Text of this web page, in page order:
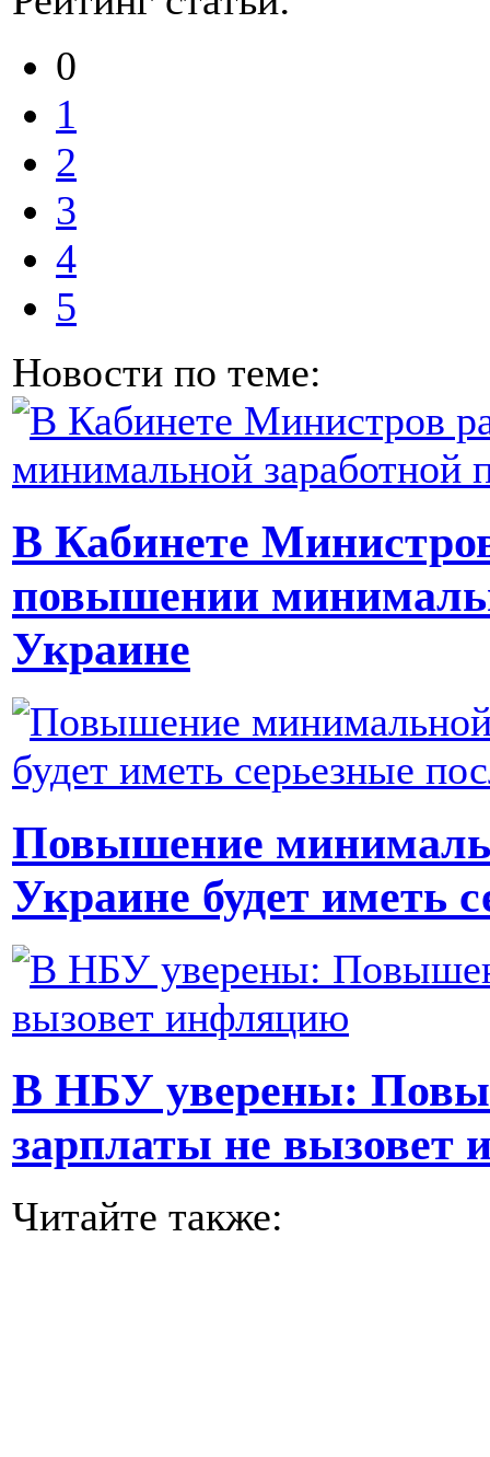
0
1
2
3
4
5
Новости по теме:
В Кабинете
повышении
Украине
Повышение
Украине будет иметь
В НБУ уверены:
зарплаты не вызовет
Читайте также: